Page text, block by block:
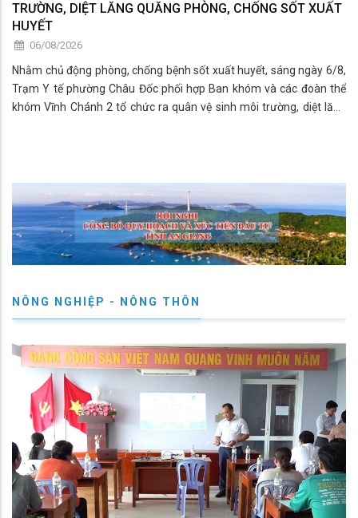
TRƯỜNG, DIỆT LĂNG QUĂNG PHÒNG, CHỐNG SỐT XUẤT
HUYẾT
06/08/2026
Nhằm chủ động phòng, chống bệnh sốt xuất huyết, sáng ngày 6/8,
Trạm Y tế phường Châu Đốc phối hợp Ban khóm và các đoàn thể
khóm Vĩnh Chánh 2 tổ chức ra quân vệ sinh môi trường, diệt lăng
NÔNG NGHIỆP - NÔNG THÔN